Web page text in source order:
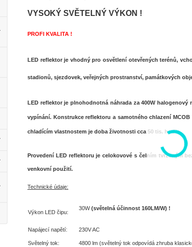
VYSOKÝ SVĚTELNÝ VÝKON !
PROFI KVALITA !
LED reflektor je vhodný pro osvětlení otevřených terénů,
stadionů, sjezdovek, veřejných prostranství, památkových
LED reflektor je plnohodnotná náhrada za 400W
vypínání. Konstrukce reflektoru a samotného chlazení
chladícím vlastnostem je doba životnosti cca 50 tis. hodin.
Provedení LED reflektoru je celokovové s čelním tvrzeným
venkovní použití.
Technické údaje:
Výkon LED čipu:
30W(světelná účinnost 160LM/W) !
Napájecí napětí: 230V AC
Světelný tok: 4800 lm (světelný tok odpovídá zhruba